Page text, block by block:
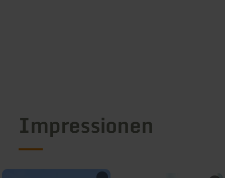
Impressionen